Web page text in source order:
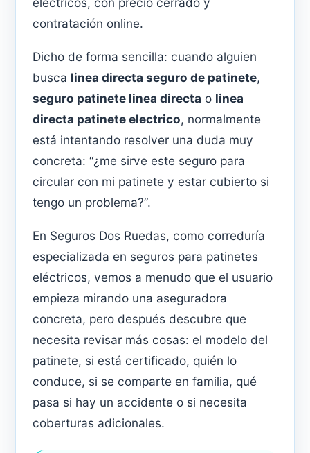
contratación online.
Dicho de forma sencilla: cuando alguien
busca linea directa seguro de patinete,
seguro patinete linea directa o linea
directa patinete electrico, normalmente
está intentando resolver una duda muy
concreta: “¿me sirve este seguro para
circular con mi patinete y estar cubierto si
tengo un problema?”.
En Seguros Dos Ruedas, como correduría
especializada en seguros para patinetes
eléctricos, vemos a menudo que el usuario
empieza mirando una aseguradora
concreta, pero después descubre que
necesita revisar más cosas: el modelo del
patinete, si está certificado, quién lo
conduce, si se comparte en familia, qué
pasa si hay un accidente o si necesita
coberturas adicionales.